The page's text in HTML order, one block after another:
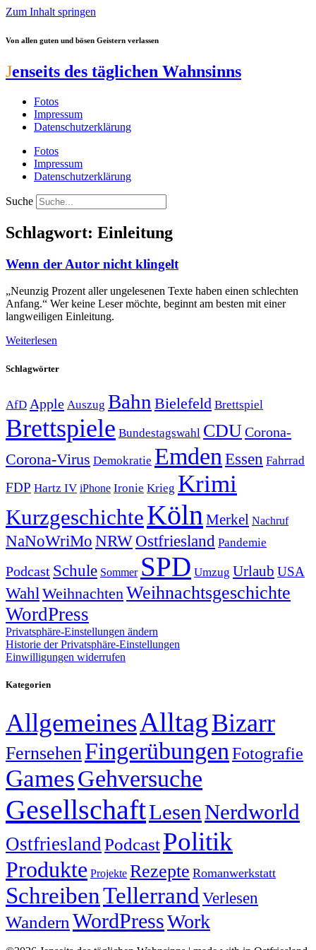
Zum Inhalt springen
Von allen guten und bösen Geistern verlassen
Jenseits des täglichen Wahnsinns
Fotos
Impressum
Datenschutzerklärung
Fotos
Impressum
Datenschutzerklärung
Suche
Schlagwort: Einleitung
Wenn der Autor nicht klingelt
„Neunzig Prozent aller ungelesenen Texte haben einen schlechten
Anfang.“ Wer keine Leser möchte, beginnt am besten mit einer
langweiligen Einleitung.
Weiterlesen
Schlagwörter
AfD Apple Auszug Bahn Bielefeld Brettspiel
Brettspiele Bundestagswahl CDUCorona-
Corona-Virus Demokratie Emden Essen Fahrrad
FDP Hartz IV iPhone Ironie Krieg Krimi
KurzgeschichteKöln Merkel Nachruf
NaNoWriMo NRWOstfriesland Pandemie
Podcast Schule Sommer SPD Umzug Urlaub USA
Wahl Weihnachten Weihnachtsgeschichte
WordPress
Privatsphäre-Einstellungen ändern
Historie der Privatsphäre-Einstellungen
Einwilligungen widerrufen
Kategorien
AllgemeinesAlltagBizarr
FernsehenFingerübungen Fotografie
GamesGehversuche
GesellschaftLesenNerdworld
OstfrieslandPodcastPolitik
Produkte Projekte Rezepte Romanwerkstatt
SchreibenTellerrand Verlesen
Wandern WordPressWork